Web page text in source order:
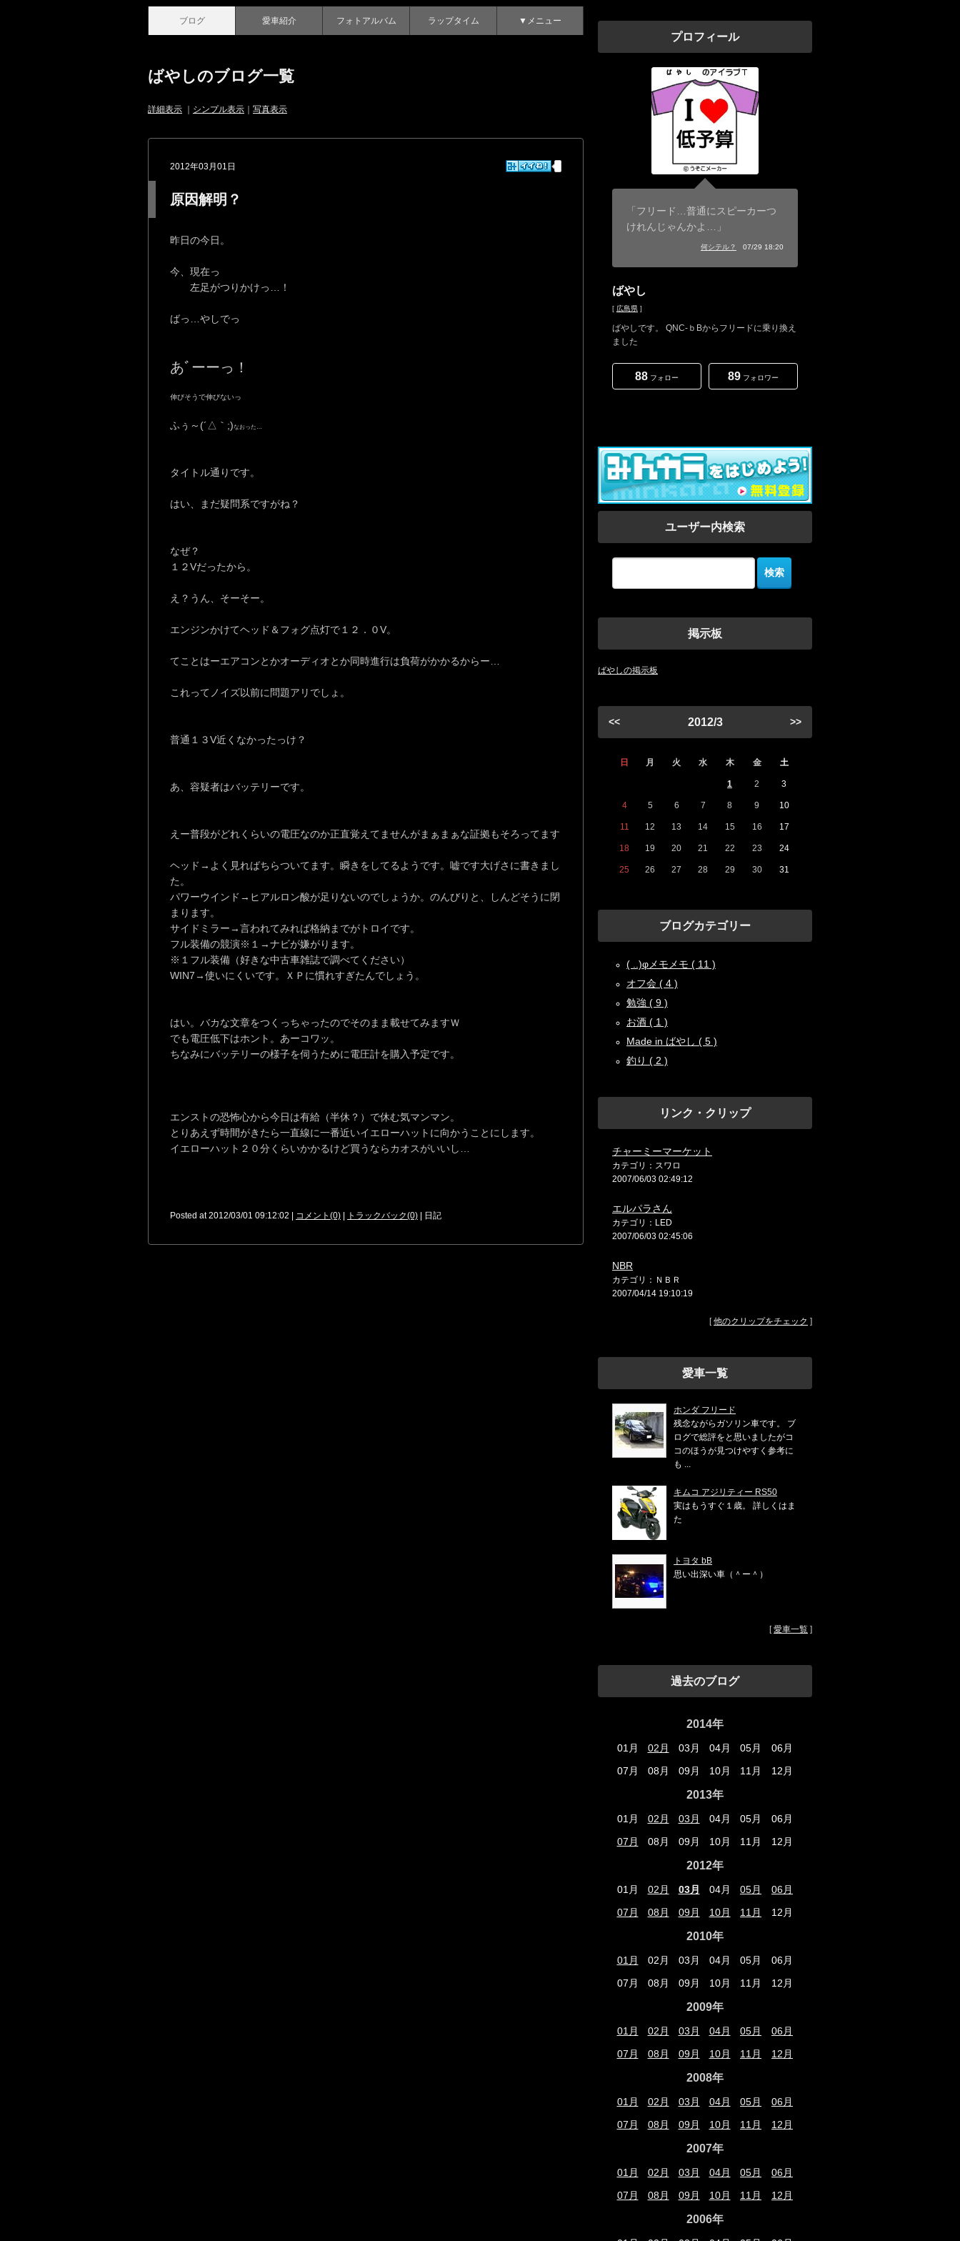
ブログ 愛車紹介 フォトアルバム ラップタイム ▼メニュー
ばやしのブログ一覧
詳細表示 シンプル表示 写真表示
2012年03月01日
原因解明？
昨日の今日。
今、現在っ
左足がつりかけっ…！
ばっ…やしでっ
あﾞーーっ！
伸びそうで伸びないっ
ふぅ～(´△｀;)なおった…
タイトル通りです。
はい、まだ疑問系ですがね？
なぜ？
１２Vだったから。
え？うん、そーそー。
エンジンかけてヘッド＆フォグ点灯で１２．０V。
てことはーエアコンとかオーディオとか同時進行は負荷がかかるからー…
これってノイズ以前に問題アリでしょ。
普通１３V近くなかったっけ？
あ、容疑者はバッテリーです。
えー普段がどれくらいの電圧なのか正直覚えてませんがまぁまぁな証拠もそろってます
ヘッド→よく見ればちらついてます。瞬きをしてるようです。嘘です大げさに書きまし
た。
パワーウインド→ヒアルロン酸が足りないのでしょうか。のんびりと、しんどそうに閉
まります。
サイドミラー→言われてみれば格納までがトロイです。
フル装備の競演※１→ナビが嫌がります。
※１フル装備（好きな中古車雑誌で調べてください）
WIN7→使いにくいです。ＸＰに慣れすぎたんでしょう。
はい。バカな文章をつくっちゃったのでそのまま載せてみますＷ
でも電圧低下はホント。あーコワッ。
ちなみにバッテリーの様子を伺うために電圧計を購入予定です。
エンストの恐怖心から今日は有給（半休？）で休む気マンマン。
とりあえず時間がきたら一直線に一番近いイエローハットに向かうことにします。
イエローハット２０分くらいかかるけど買うならカオスがいいし…
Posted at 2012/03/01 09:12:02 | コメント(0) トラックバック(0) | 日記
プロフィール
「フリード…普通にスピーカーつ
けれんじゃんかよ…」
何シテル？ 07/29 18:20
ばやし
[ 広島県 ]
ばやしです。 QNC-ｂBからフリードに乗り換え
ました
88 フォロー 89 フォロワー
ユーザー内検索
掲示板
ばやしの掲示板
<< 2012/3 >>
日 月 火 水 木 金 土
1 2 3
4 5 6 7 8 9 10
11 12 13 14 15 16 17
18 19 20 21 22 23 24
25 26 27 28 29 30 31
ブログカテゴリー
( ..)φメモメモ ( 11 )
オフ会 ( 4 )
勉強 ( 9 )
お酒 ( 1 )
Made in ばやし ( 5 )
釣り ( 2 )
リンク・クリップ
チャーミーマーケット
カテゴリ：スワロ
2007/06/03 02:49:12
エルパラさん
カテゴリ：LED
2007/06/03 02:45:06
NBR
カテゴリ：ＮＢＲ
2007/04/14 19:10:19
[他のクリップをチェック ]
愛車一覧
ホンダ フリード
残念ながらガソリン車です。 ブ
ログで総評をと思いましたがコ
コのほうが見つけやすく参考に
も ...
キムコ アジリティー RS50
実はもうすぐ１歳。 詳しくはま
た
トヨタ bB
思い出深い車（＾ー＾）
[愛車一覧 ]
過去のブログ
2014年
01月 02月 03月 04月 05月
06月
07月
08月 09月 10月 11月 12月
2013年
01月 02月 03月 04月 05月
06月
07月
08月 09月 10月 11月 12月
2012年
01月 02月 03月 04月 05月
06月
07月
08月 09月 10月 11月 12月
2010年
01月 02月 03月 04月 05月
06月
07月
08月 09月 10月 11月 12月
2009年
01月 02月 03月 04月 05月
06月
07月
08月 09月 10月 11月 12月
2008年
01月 02月 03月 04月 05月
06月
07月
08月 09月 10月 11月 12月
2007年
01月 02月 03月 04月 05月
06月
07月
08月 09月 10月 11月 12月
2006年